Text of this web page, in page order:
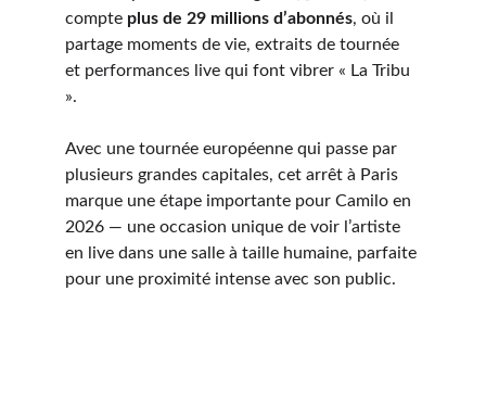
compte plus de 29 millions d’abonnés, où il
partage moments de vie, extraits de tournée
et performances live qui font vibrer « La Tribu
».
Avec une tournée européenne qui passe par
plusieurs grandes capitales, cet arrêt à Paris
marque une étape importante pour Camilo en
2026 — une occasion unique de voir l’artiste
en live dans une salle à taille humaine, parfaite
pour une proximité intense avec son public.